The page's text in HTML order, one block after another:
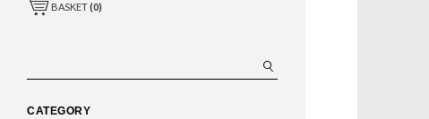
BASKET(0)
CATEGORY